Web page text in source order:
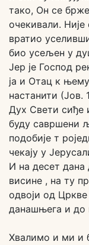
тако, Он се
очекивали.
вратио
био усељен у
Јер је Господ
ја и Отац к
настанити (Јов.
Дух Свети сиђе
буду савршени
подобије т
чекају у
И на десет дана
висине , на ту
одвоји од
данашњега и до
Хвалимо и ми и